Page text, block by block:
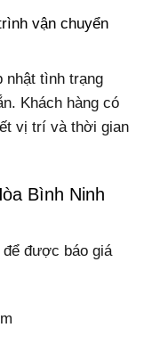
vận chuyển
nhật tình trạng
Khách hàng có
vị trí và thời gian
Bình Ninh
để được báo giá